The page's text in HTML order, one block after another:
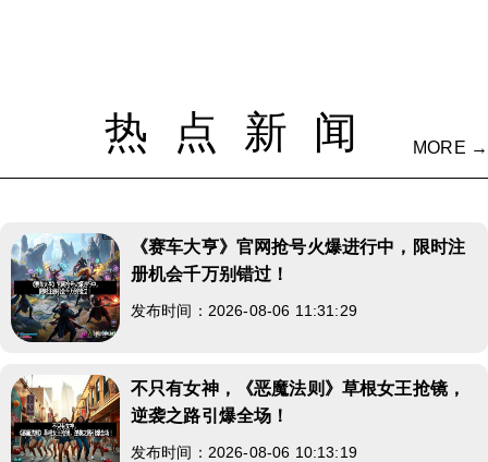
热点新闻 MORE →
《赛车大亨》官网抢号火爆进行中，限时注
册机会千万别错过！
发布时间：2026-08-06 11:31:29
不只有女神，《恶魔法则》草根女王抢镜，
逆袭之路引爆全场！
发布时间：2026-08-06 10:13:19